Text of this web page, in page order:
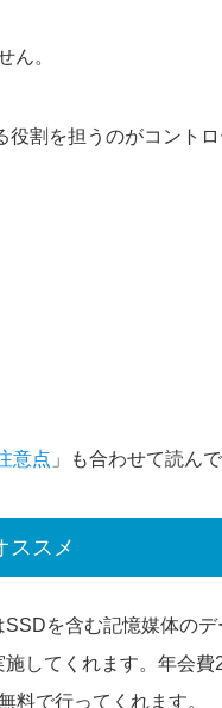
ん。
割を担うのがコントロ
意点 」も合わせて読ん
ススメ
を含む記憶媒体の
してくれます。年会
料で行ってくれます。